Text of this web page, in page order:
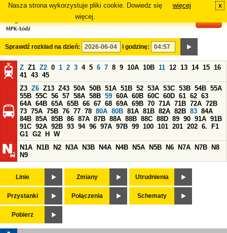
Nasza strona wykorzystuje pliki cookie. Dowiedz się
więcej.
więcej x
Sprawdź rozkład na dzień: i godzinę:
Z Z1 Z2 0 1 2 3 4 5 6 7 8 9 10A 10B 11 12 13 14 15 16
41 43 45
Z3 Z6 Z13 Z43 50A 50B 51A 51B 52 53A 53C 53B 54B 55A
55B 55C 56 57 58A 58B 59 60A 60B 60C 60D 61 62 63
64A 64B 65A 65B 66 67 68 69A 69B 70 71A 71B 72A 72B
73 75A 75B 76 77 78 80A 80B 81A 81B 82A 82B 83 84A
84B 85A 85B 86 87A 87B 88A 88B 88C 88D 89 90 91A 91B
91C 92A 92B 93 94 96 97A 97B 99 100 101 201 202 6.
F1
G1 G2 H
W
N1A
N1B N2 N3A N3B N4A N4B N5A N5B N6 N7A N7B
N8
N9
Linie Zmiany Utrudnienia
Przystanki Połączenia Schematy
Pobierz